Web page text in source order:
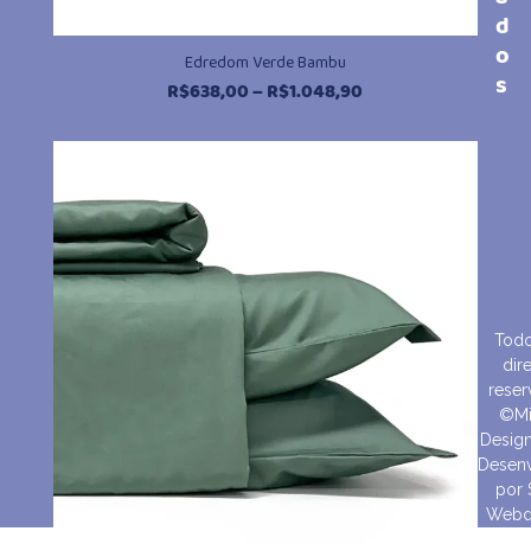
Edredom Verde Bambu
R$638,00–R$1.048,90
preço:
d
o
s
por